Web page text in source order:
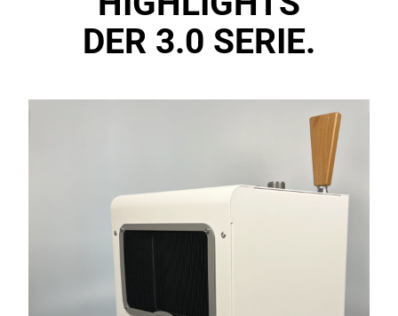
DER 3.0 SERIE.